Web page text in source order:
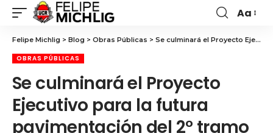
Aa
Felipe Michlig > Blog > Obras Públicas > Se culminará el Proyecto Ejecutivo para la futura pavimentación del 2° tramo de la RP 39, Río Salado- San Cristóbal
OBRAS PÚBLICAS
Se culminará el Proyecto
Ejecutivo para la futura
pavimentación del 2° tramo